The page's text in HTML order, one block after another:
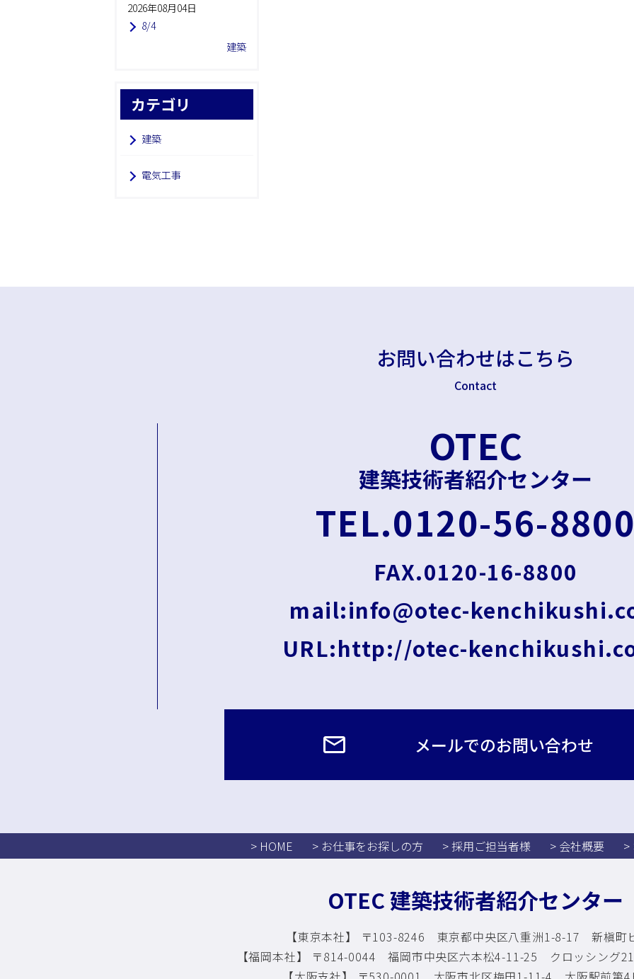
2026年08月04日
8/4
建築
カテゴリ
建築
電気工事
お問い合わせはこちら
Contact
OTEC
建築技術者紹介センター
TEL.0120-56-8800
FAX.0120-16-8800
mail:info@otec-
URL:http://otec-
メールでのお問い合わせ
> HOME > お仕事をお探しの方 > 採用ご担当者様 > 会社概要 >
OTEC 建築技術者紹介センター
【東京本社】 〒103-8246 東京都中央区八重洲1-8-17新槇町
【福岡本社】 〒814-0044 福岡市中央区六本松4-11-25 クロッシング